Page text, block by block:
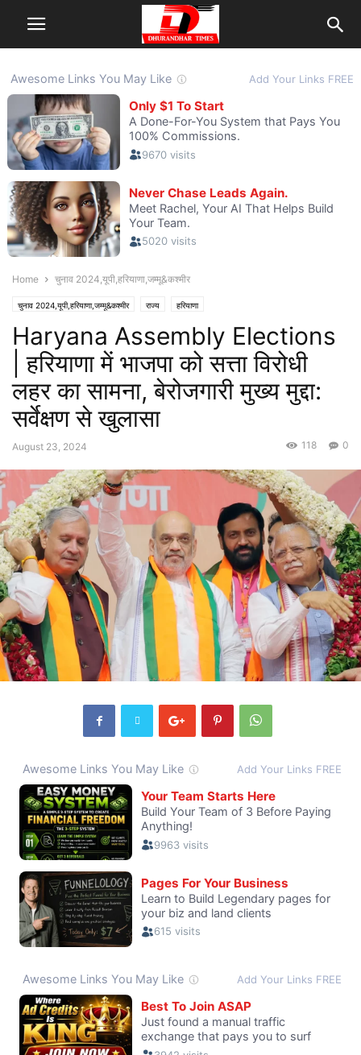
Home चुनाव 2024,यूपी,हरियाणा,जम्मू&कश्मीर
चुनाव 2024,यूपी,हरियाणा,जम्मू&कश्मीर राज्य हरियाणा
Haryana Assembly Elections
| हरियाणा में भाजपा को सत्ता विरोधी
लहर का सामना, बेरोजगारी मुख्य मुद्दा:
सर्वेक्षण से खुलासा
August 23, 2024 0
118